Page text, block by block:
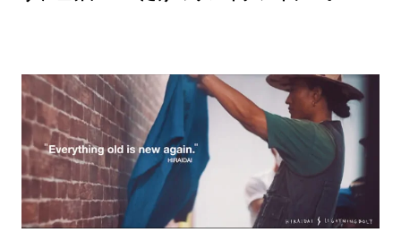
#NEW VINTAGE #マイナーグッド図鑑
#路地裏てぃーん。 #MONTHLY JOURNAL
#GH 銘品の所以 #フイナムのYouTube
#Commune H #FOCUS IT #AH.H
#ととけん #FASHION #MUSIC
#LIFESTYLE #SNEAKER #OUTDOOR